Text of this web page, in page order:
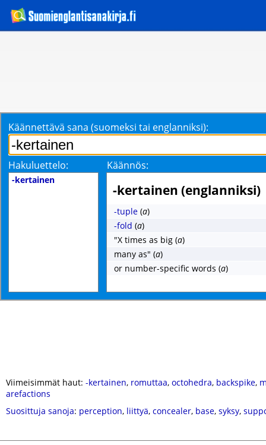
Käännettävä sana (suomeksi tai englanniksi):
Hakuluettelo: Käännös:
-kertainen
-kertainen (englanniksi)
-tuple (a)
-fold (a)
"X times as big (a)
many as" (a)
or number-specific words (a)
Viimeisimmät haut: -kertainen, romuttaa, octohedra, backspike,
arefactions
Suosittuja sanoja: perception, liittyä, concealer, base, syksy,